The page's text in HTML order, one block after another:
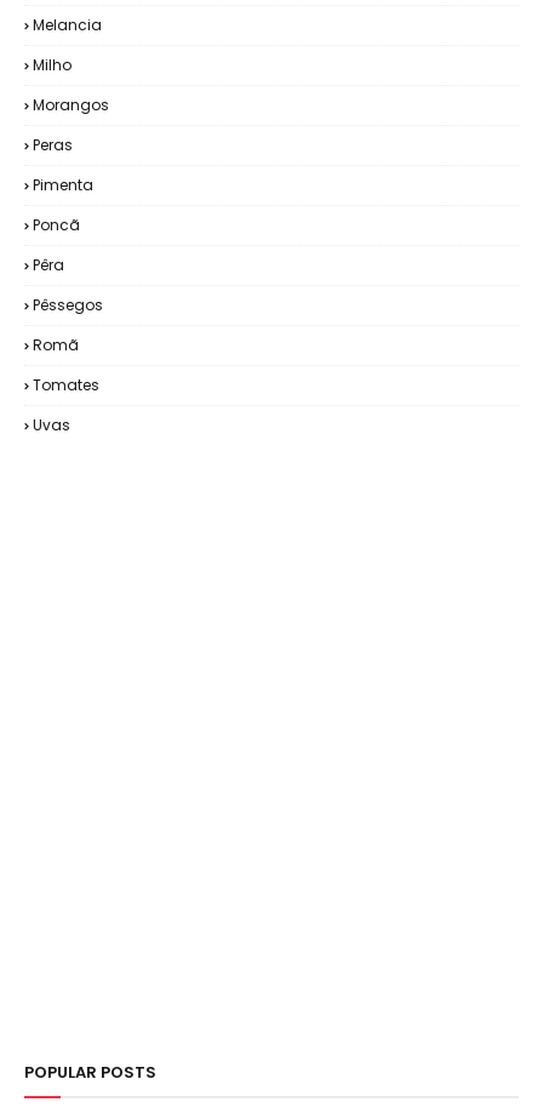
Melancia
Milho
Morangos
Peras
Pimenta
Poncã
Pêra
Pêssegos
Romã
Tomates
Uvas
POPULAR POSTS